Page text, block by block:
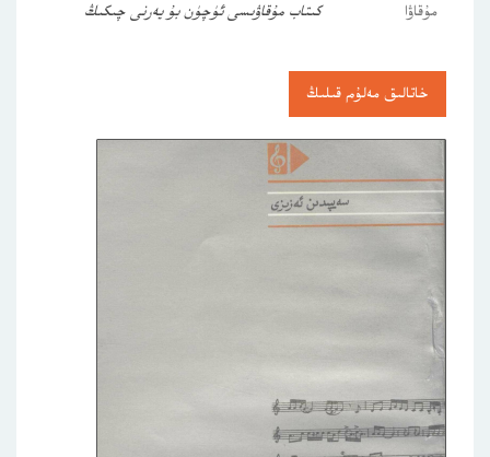
مۇقاۋا
كىتاب مۇقاۋىسى ئۈچۈن بۇ يەرنى چىكىڭ
خاتالىق مەلۇم قىلىڭ